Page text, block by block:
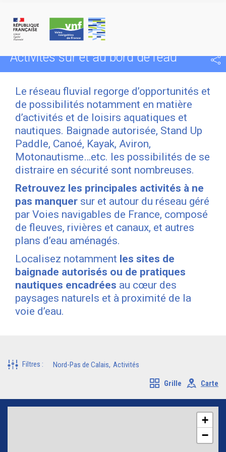
Activités sur et au bord de l’eau
Le réseau fluvial regorge d’opportunités et
de possibilités notamment en matière
d’activités et de loisirs aquatiques et
nautiques. Baignade autorisée, Stand Up
Paddle, Canoé, Kayak, Aviron,
Motonautisme…etc. les possibilités de se
distraire en sécurité sont nombreuses.
Retrouvez les principales activités à ne
pas manquer sur et autour du réseau géré
par Voies navigables de France, composé
de fleuves, rivières et canaux, et autres
plans d’eau aménagés.
Localisez notamment les sites de
baignade autorisés ou de pratiques
nautiques encadrées au cœur des
paysages naturels et à proximité de la
voie d’eau.
Filtres : Nord-Pas de Calais Activités
Grille Carte
+
−